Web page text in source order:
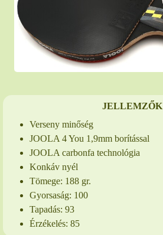
JELLEMZŐK
Verseny minőség
JOOLA 4 You 1,9mm borítással
JOOLA carbonfa technológia
Konkáv nyél
Tömege: 188 gr.
Gyorsaság: 100
Tapadás: 93
Érzékelés: 85